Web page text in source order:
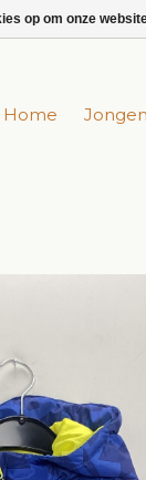
Home Jongen
op om onze